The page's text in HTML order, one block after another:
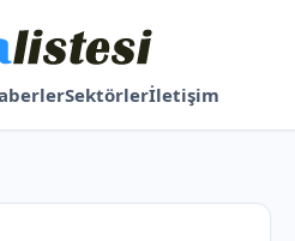
Sektörlerİletişim